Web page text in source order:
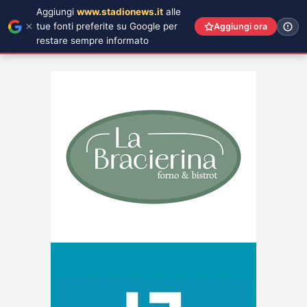
Aggiungi www.stadionews.it alle
tue fonti preferite su Google per
restare sempre informato
Aggiungi ora